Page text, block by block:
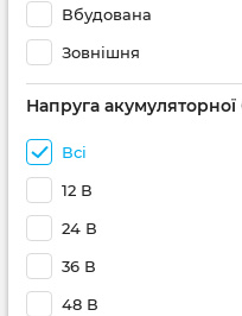
Вбудована
Зовнішня
Напруга акумуляторної
Всі
12 В
24 В
36 В
48 В